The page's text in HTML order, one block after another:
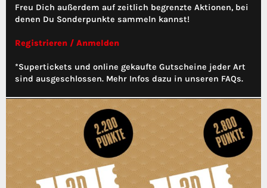
Freu Dich außerdem auf zeitlich begrenzte Aktionen, bei
denen Du Sonderpunkte sammeln kannst!
Registrieren / Anmelden
*Supertickets und online gekaufte Gutscheine jeder Art
sind ausgeschlossen. Mehr Infos dazu in unseren FAQs.